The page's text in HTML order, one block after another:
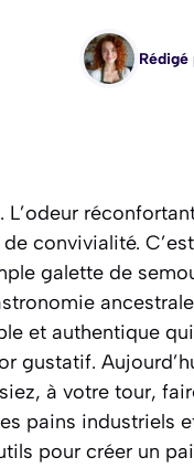
Rédigé
convivialité.
galette de
et authentique
gustatif.
à votre tour,
pains industriels
pour créer un